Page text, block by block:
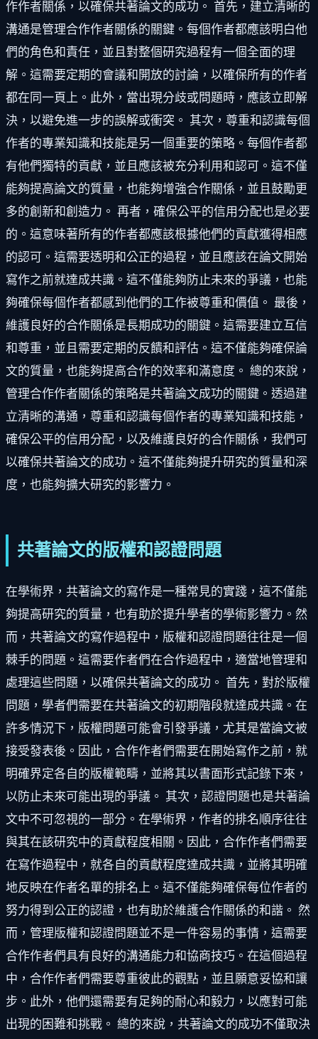
作作者關係，以確保共著論文的成功。 首先，建立清晰的
溝通是管理合作作者關係的關鍵。每個作者都應該明白他
們的角色和責任，並且對整個研究過程有一個全面的理
解。這需要定期的會議和開放的討論，以確保所有的作者
都在同一頁上。此外，當出現分歧或問題時，應該立即解
決，以避免進一步的誤解或衝突。 其次，尊重和認識每個
作者的專業知識和技能是另一個重要的策略。每個作者都
有他們獨特的貢獻，並且應該被充分利用和認可。這不僅
能夠提高論文的質量，也能夠增強合作關係，並且鼓勵更
多的創新和創造力。 再者，確保公平的信用分配也是必要
的。這意味著所有的作者都應該根據他們的貢獻獲得相應
的認可。這需要透明和公正的過程，並且應該在論文開始
寫作之前就達成共識。這不僅能夠防止未來的爭議，也能
夠確保每個作者都感到他們的工作被尊重和價值。 最後，
維護良好的合作關係是長期成功的關鍵。這需要建立互信
和尊重，並且需要定期的反饋和評估。這不僅能夠確保論
文的質量，也能夠提高合作的效率和滿意度。 總的來說，
管理合作作者關係的策略是共著論文成功的關鍵。透過建
立清晰的溝通，尊重和認識每個作者的專業知識和技能，
確保公平的信用分配，以及維護良好的合作關係，我們可
以確保共著論文的成功。這不僅能夠提升研究的質量和深
度，也能夠擴大研究的影響力。
共著論文的版權和認證問題
在學術界，共著論文的寫作是一種常見的實踐，這不僅能
夠提高研究的質量，也有助於提升學者的學術影響力。然
而，共著論文的寫作過程中，版權和認證問題往往是一個
棘手的問題。這需要作者們在合作過程中，適當地管理和
處理這些問題，以確保共著論文的成功。 首先，對於版權
問題，學者們需要在共著論文的初期階段就達成共識。在
許多情況下，版權問題可能會引發爭議，尤其是當論文被
接受發表後。因此，合作作者們需要在開始寫作之前，就
明確界定各自的版權範疇，並將其以書面形式記錄下來，
以防止未來可能出現的爭議。 其次，認證問題也是共著論
文中不可忽視的一部分。在學術界，作者的排名順序往往
與其在該研究中的貢獻程度相關。因此，合作作者們需要
在寫作過程中，就各自的貢獻程度達成共識，並將其明確
地反映在作者名單的排名上。這不僅能夠確保每位作者的
努力得到公正的認證，也有助於維護合作關係的和諧。 然
而，管理版權和認證問題並不是一件容易的事情，這需要
合作作者們具有良好的溝通能力和協商技巧。在這個過程
中，合作作者們需要尊重彼此的觀點，並且願意妥協和讓
步。此外，他們還需要有足夠的耐心和毅力，以應對可能
出現的困難和挑戰。 總的來說，共著論文的成功不僅取決